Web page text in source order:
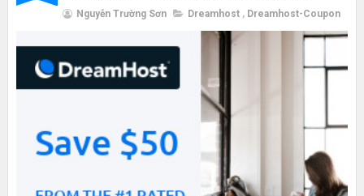
Nguyễn Trường Sơn Dreamhost , Dreamhost-Coupon